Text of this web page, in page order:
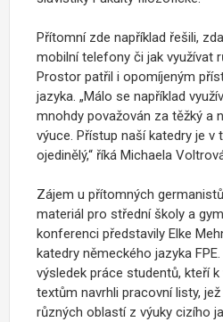
Přítomní zde například řešili,
mobilní telefony či jak využívat
Prostor patřil i opomíjeným
jazyka. „Málo se například
mnohdy považován za těžký a
výuce. Přístup naší katedry je
ojedinělý,“ říká Michaela
Zájem u přítomných
materiál pro střední školy a
konferenci představily Elke
katedry německého jazyka
výsledek práce studentů, kteří
textům navrhli pracovní listy,
různých oblastí z výuky cizího